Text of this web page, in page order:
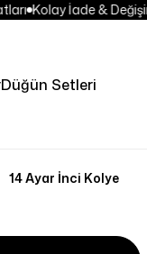
Kolay İade & Değişim
Düğün Setleri
14 Ayar İnci Kolye